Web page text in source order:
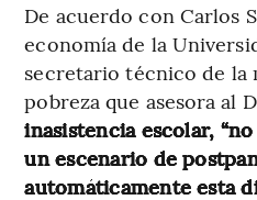
De acuerdo con Carlos
economía de la
secretario técnico de la
pobreza que asesora al
inasistencia escolar,
un escenario de
automáticamente esta